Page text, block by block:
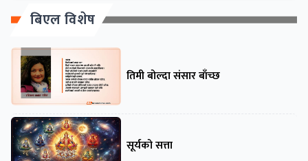
बिएल विशेष
तिमी बोल्दा संसार बाँच्छ
सूर्यको सत्ता